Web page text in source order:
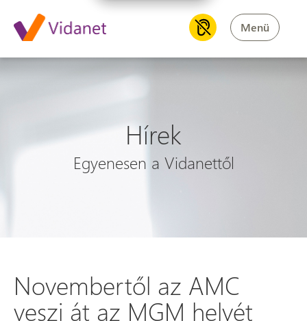
Menü
Hírek
Egyenesen a Vidanettől
Novembertől az AMC
veszi át az MGM helyét